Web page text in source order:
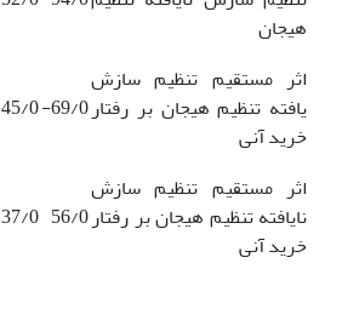
هیجان
اثر مستقیم تنظیم سازش
یافته تنظیم هیجان بر رفتار
خرید آنی
69/0-
45/0-
اثر مستقیم تنظیم سازش
نایافته تنظیم هیجان بر رفتار
خرید آنی
56/0
37/0